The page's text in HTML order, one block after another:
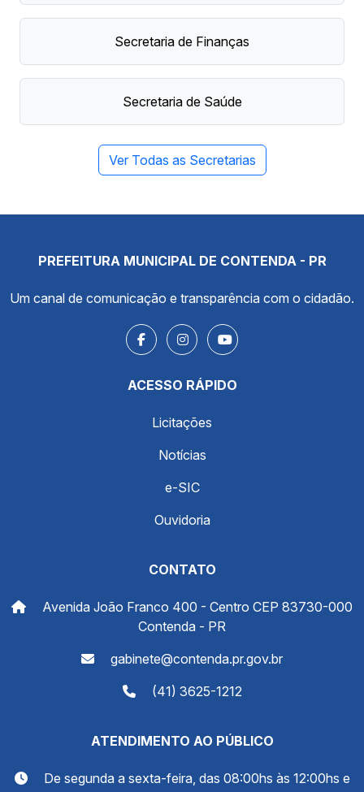
Secretaria de Finanças
Secretaria de Saúde
Ver Todas as Secretarias
PREFEITURA MUNICIPAL DE CONTENDA - PR
Um canal de comunicação e transparência com o cidadão.
ACESSO RÁPIDO
Licitações
Notícias
e-SIC
Ouvidoria
CONTATO
Avenida João Franco 400 - Centro CEP 83730-000
Contenda - PR
gabinete@contenda.pr.gov.br
(41) 3625-1212
ATENDIMENTO AO PÚBLICO
De segunda a sexta-feira, das 08:00hs às 12:00hs e